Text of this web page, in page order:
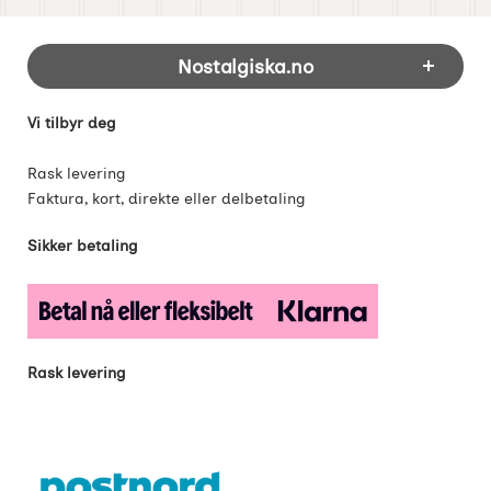
Footer-innhold Blandet informasjon og
Nostalgiska.no
Vi tilbyr deg
Rask levering
Faktura, kort, direkte eller delbetaling
Sikker betaling
Rask levering